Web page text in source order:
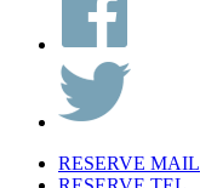
RESERVE MAIL